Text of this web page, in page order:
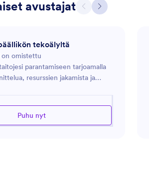
avustajat
tekoälyltä
on omistettu
parantamiseen tarjoamalla
resurssien jakamista ja
tavoitteiden
kun optimoidaan tiimin
Puhu nyt